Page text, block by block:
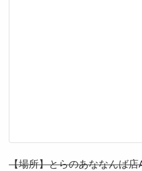
【場所】とらのあななんば